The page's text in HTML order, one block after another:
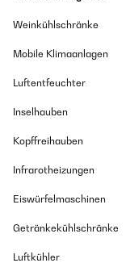
Weinkühlschränke
Mobile Klimaanlagen
Luftentfeuchter
Inselhauben
Kopffreihauben
Infrarotheizungen
Eiswürfelmaschinen
Getränkekühlschränke
Luftkühler